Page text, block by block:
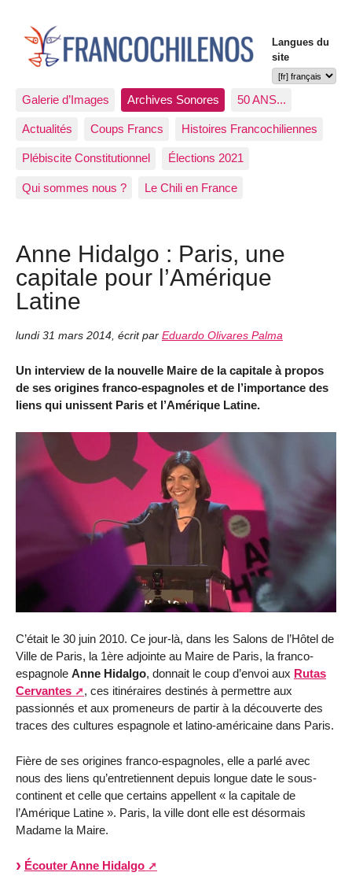
Langues du
site
Galerie d’Images Archives Sonores 50 ANS...
Actualités Coups Francs Histoires Francochiliennes
Plébiscite Constitutionnel Élections 2021
Qui sommes nous ? Le Chili en France
Anne Hidalgo : Paris, une
capitale pour l’Amérique
Latine
lundi 31 mars 2014, écrit par Eduardo Olivares Palma
Un interview de la nouvelle Maire de la capitale à propos
de ses origines franco-espagnoles et de l’importance des
liens qui unissent Paris et l’Amérique Latine.
C’était le 30 juin 2010. Ce jour-là, dans les Salons de l’Hôtel de
Ville de Paris, la 1ère adjointe au Maire de Paris, la franco-
espagnole Anne Hidalgo, donnait le coup d’envoi aux Rutas
Cervantes
, ces itinéraires destinés à permettre aux
passionnés et aux promeneurs de partir à la découverte des
traces des cultures espagnole et latino-américaine dans Paris.
Fière de ses origines franco-espagnoles, elle a parlé avec
nous des liens qu’entretiennent depuis longue date le sous-
continent et celle que certains appellent « la capitale de
l’Amérique Latine ». Paris, la ville dont elle est désormais
Madame la Maire.
Écouter Anne Hidalgo